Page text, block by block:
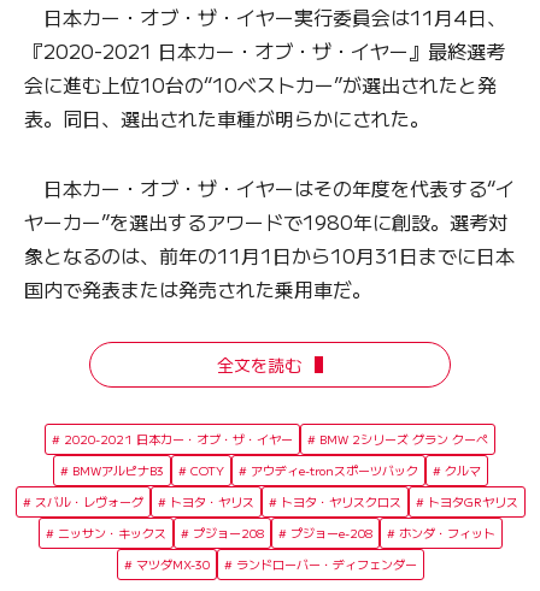
日本カー・オブ・ザ・イヤー実行委員会は11月4日、
『2020-2021 日本カー・オブ・ザ・イヤー』最終選考
会に進む上位10台の“10ベストカー”が選出されたと発
表。同日、選出された車種が明らかにされた。
日本カー・オブ・ザ・イヤーはその年度を代表する“イ
ヤーカー”を選出するアワードで1980年に創設。選考対
象となるのは、前年の11月1日から10月31日までに日本
国内で発表または発売された乗用車だ。
全文を読む
2020-2021 日本カー・オブ・ザ・イヤー
BMW 2シリーズ グラン クーペ
BMWアルピナB3
COTY アウディe-tronスポーツバック
クルマ
スバル・レヴォーグ
トヨタ・ヤリス トヨタ・ヤリスクロス
トヨタGRヤリス
ニッサン・キックス
プジョー208 プジョーe-208
ホンダ・フィット
マツダMX-30
ランドローバー・ディフェンダー